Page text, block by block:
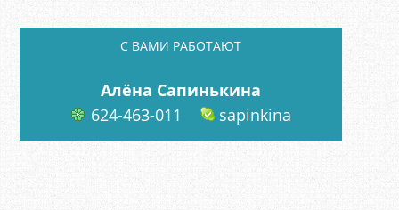
C ВАМИ РАБОТАЮТ
Алёна Сапинькина
624-463-011
sapinkina